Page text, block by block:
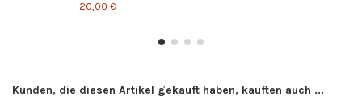
20,00 €
Kunden, die diesen Artikel gekauft haben, kauften auch ...